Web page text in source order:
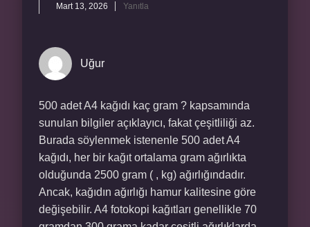
Mart 13, 2026 Yanıtla
Uğur
500 adet A4 kağıdı kaç gram ? kapsamında
sunulan bilgiler açıklayıcı, fakat çeşitliliği az.
Burada söylenmek istenenle 500 adet A4
kağıdı, her bir kağıt ortalama gram ağırlıkta
olduğunda 2500 gram ( , kg) ağırlığındadır.
Ancak, kağıdın ağırlığı hamur kalitesine göre
değişebilir. A4 fotokopi kağıtları genellikle 70